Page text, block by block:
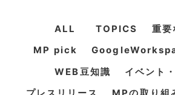
ALL TOPICS
重要
MP pick
WEB豆知識
イベント